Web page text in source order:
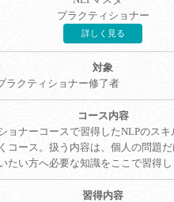
プラクティショナー
詳しく見る
ラクティショナー修了者
ョナーコースで習得したNLPのスキ
コース。扱う内容は、個人の問題
たい方へ必要な知識をここで習得し